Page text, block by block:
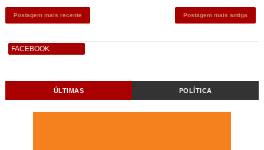
Postagem mais recente Postagem mais antiga
FACEBOOK
ÚLTIMAS POLÍTICA